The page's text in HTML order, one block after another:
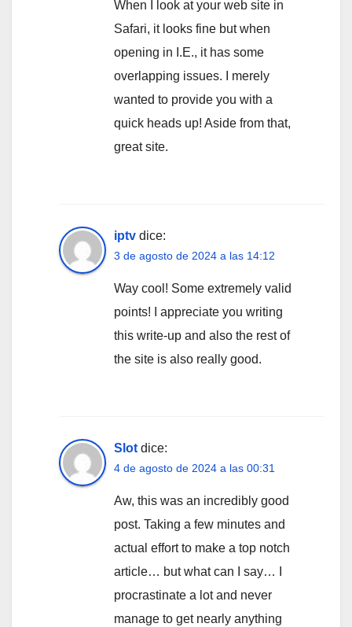
When I look at your web site in
Safari, it looks fine but when
opening in I.E., it has some
overlapping issues. I merely
wanted to provide you with a
quick heads up! Aside from that,
great site.
iptv dice:
3 de agosto de 2024 a las 14:12
Way cool! Some extremely valid
points! I appreciate you writing
this write-up and also the rest of
the site is also really good.
Slot dice:
4 de agosto de 2024 a las 00:31
Aw, this was an incredibly good
post. Taking a few minutes and
actual effort to make a top notch
article… but what can I say… I
procrastinate a lot and never
manage to get nearly anything